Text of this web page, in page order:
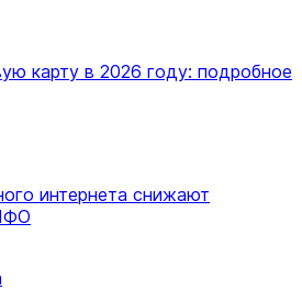
карту в 2026 году: подробное
интернета снижают